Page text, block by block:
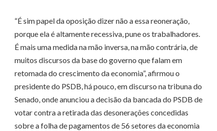
“É sim papel da oposição dizer não a essa reoneração,
porque ela é altamente recessiva, pune os trabalhadores.
É mais uma medida na mão inversa, na mão contrária, de
muitos discursos da base do governo que falam em
retomada do crescimento da economia”, afirmou o
presidente do PSDB, há pouco, em discurso na tribuna do
Senado, onde anunciou a decisão da bancada do PSDB de
votar contra a retirada das desonerações concedidas
sobre a folha de pagamentos de 56 setores da economia